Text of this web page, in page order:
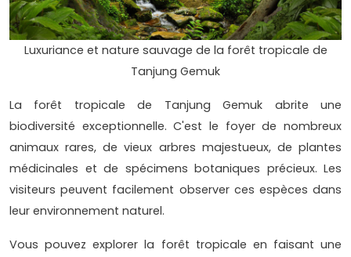
Luxuriance et nature sauvage de la forêt tropicale de
Tanjung Gemuk
La forêt tropicale de Tanjung Gemuk abrite une
biodiversité exceptionnelle. C'est le foyer de nombreux
animaux rares, de vieux arbres majestueux, de plantes
médicinales et de spécimens botaniques précieux. Les
visiteurs peuvent facilement observer ces espèces dans
leur environnement naturel.
Vous pouvez explorer la forêt tropicale en faisant une